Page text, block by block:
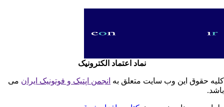
نماد اعتماد الکترونیک
حقوق این وب سایت متعلق بهانجمن اپتیک و فوتونیک ایران می